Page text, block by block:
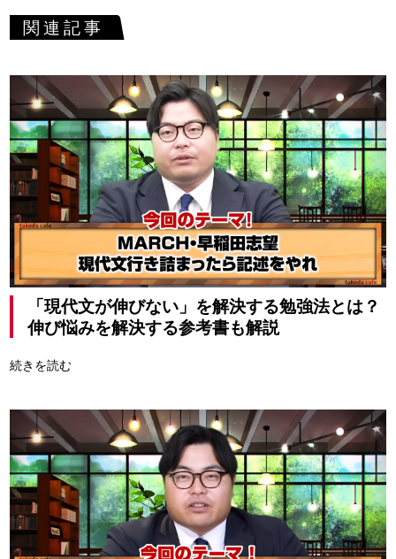
関連記事
「現代文が伸びない」を解決する勉強法とは？
伸び悩みを解決する参考書も解説
続きを読む